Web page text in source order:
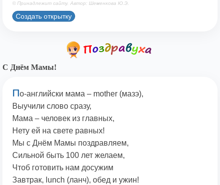
© Принадлежит сайту. Автор: Шеменкова Ю.Э.
Создать открытку
С Днём Мамы!
По-английски мама – mother (мазэ),
Выучили слово сразу,
Мама – человек из главных,
Нету ей на свете равных!
Мы с Днём Мамы поздравляем,
Сильной быть 100 лет желаем,
Чтоб готовить нам досужим
Завтрак, lunch (ланч), обед и ужин!